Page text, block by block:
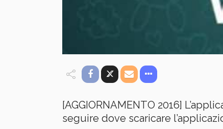
[AGGIORNAMENTO 2016]
seguire dove scaricare